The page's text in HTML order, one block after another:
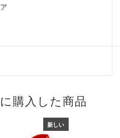
購入した商品
新しい